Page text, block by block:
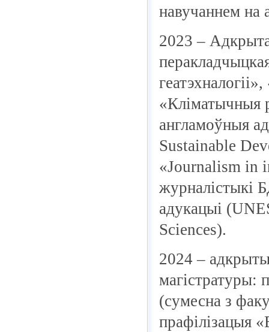
навучаннем на
2023 –
«Кліматычныя
англамоўныя
Sustainable
«Journalism in
журналістыкі
адукацыі
Sciences).
2024 –
магістратуры:
(сумесна з
прафілізацыя